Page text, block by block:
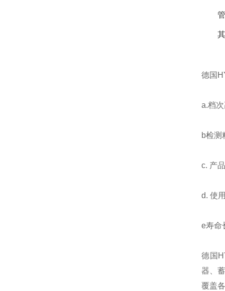
德国
a.档
b检测
c. 产
d. 使
e寿命
德国
器、
覆盖